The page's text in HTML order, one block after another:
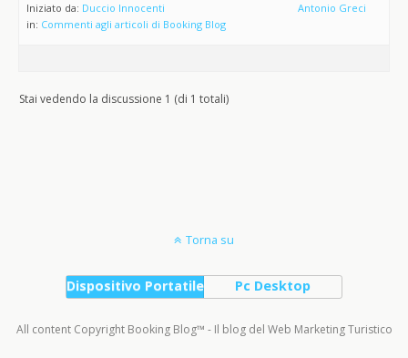
Iniziato da: Duccio Innocenti
in: Commenti agli articoli di Booking Blog
Antonio Greci
Stai vedendo la discussione 1 (di 1 totali)
Torna su
Dispositivo Portatile Pc Desktop
All content Copyright Booking Blog™ - Il blog del Web Marketing Turistico